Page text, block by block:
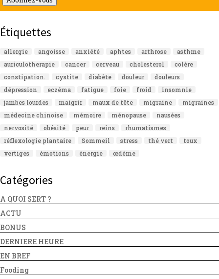
Étiquettes
allergie angoisse anxiété aphtes arthrose
asthme
auriculotherapie
cancer cerveau cholesterol
colère
constipation.
cystite diabète douleur
douleurs
dépression
eczéma fatigue foie froid
insomnie
jambes lourdes
maigrir maux de tête migraine
migraines
médecine chinoise
mémoire ménopause
nausées
nervosité
obésité peur reins
rhumatismes
réflexologie plantaire
Sommeil stress thé vert
toux
vertiges
émotions énergie œdème
Catégories
A QUOI SERT ?
ACTU
BONUS
DERNIERE HEURE
EN BREF
Fooding